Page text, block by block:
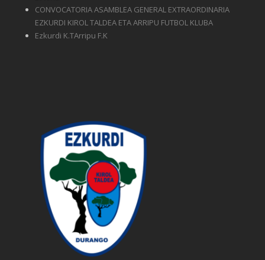
CONVOCATORIA ASAMBLEA GENERAL EXTRAORDINARIA
EZKURDI KIROL TALDEA ETA ARRIPU FUTBOL KLUBA
Ezkurdi K.TArripu F.K